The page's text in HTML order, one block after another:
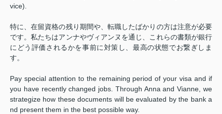
vice).
特に、在留資格の残り期間や、転職したばかりの方は注意が必要
です。私たちはアンナやヴィアンヌを通じ、これらの書類が銀行
にどう評価されるかを事前に対策し、最高の状態でお繋ぎしま
す。
Pay special attention to the remaining period of your visa and if
you have recently changed jobs. Through Anna and Vianne, we
strategize how these documents will be evaluated by the bank a
nd present them in the best possible way.